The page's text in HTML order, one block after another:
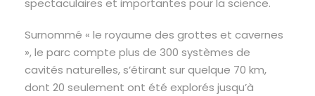
spectaculaires et importantes pour la science.
Surnommé « le royaume des grottes et cavernes
», le parc compte plus de 300 systèmes de
cavités naturelles, s’étirant sur quelque 70 km,
dont 20 seulement ont été explorés jusqu’à